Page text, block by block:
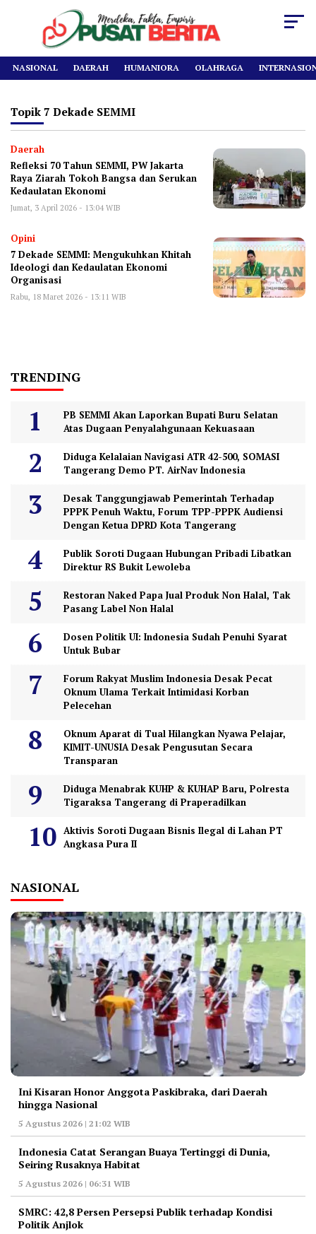
NASIONAL DAERAH HUMANIORA OLAHRAGA
Topik 7 Dekade SEMMI
Daerah
Refleksi 70 Tahun SEMMI, PW Jakarta
Raya Ziarah Tokoh Bangsa dan Serukan
Kedaulatan Ekonomi
Jumat, 3 April 2026 - 13:04 WIB
Opini
7 Dekade SEMMI: Mengukuhkan Khitah
Ideologi dan Kedaulatan Ekonomi
Organisasi
Rabu, 18 Maret 2026 - 13:11 WIB
TRENDING
PB SEMMI Akan Laporkan Bupati Buru Selatan
Atas Dugaan Penyalahgunaan Kekuasaan
Diduga Kelalaian Navigasi ATR 42-500, SOMASI
Tangerang Demo PT. AirNav Indonesia
Desak Tanggungjawab Pemerintah Terhadap
PPPK Penuh Waktu, Forum TPP-PPPK Audiensi
Dengan Ketua DPRD Kota Tangerang
Publik Soroti Dugaan Hubungan Pribadi Libatkan
Direktur RS Bukit Lewoleba
Restoran Naked Papa Jual Produk Non Halal, Tak
Pasang Label Non Halal
Dosen Politik UI: Indonesia Sudah Penuhi Syarat
Untuk Bubar
Forum Rakyat Muslim Indonesia Desak Pecat
Oknum Ulama Terkait Intimidasi Korban
Pelecehan
Oknum Aparat di Tual Hilangkan Nyawa Pelajar,
KIMIT-UNUSIA Desak Pengusutan Secara
Transparan
Diduga Menabrak KUHP & KUHAP Baru, Polresta
Tigaraksa Tangerang di Praperadilkan
Aktivis Soroti Dugaan Bisnis Ilegal di Lahan PT
Angkasa Pura II
NASIONAL
Ini Kisaran Honor Anggota Paskibraka, dari Daerah
hingga Nasional
5 Agustus 2026 | 21:02 WIB
Indonesia Catat Serangan Buaya Tertinggi di Dunia,
Seiring Rusaknya Habitat
5 Agustus 2026 | 06:31 WIB
‎SMRC: 42,8 Persen Persepsi Publik terhadap Kondisi
Politik Anjlok